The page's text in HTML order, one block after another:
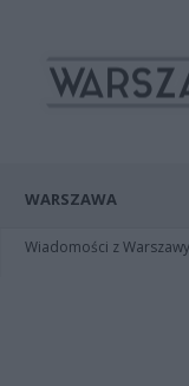
WARSZAWA
Wiadomości z Warszawy